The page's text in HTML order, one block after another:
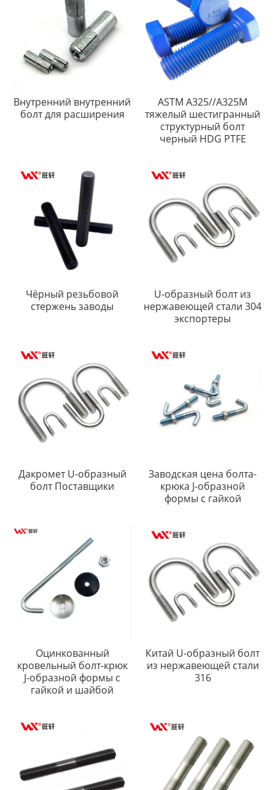
Внутренний внутренний
болт для расширения
ASTM A325//A325M
тяжелый шестигранный
структурный болт
черный HDG PTFE
Чёрный резьбовой
стержень заводы
U-образный болт из
нержавеющей стали 304
экспортеры
Дакромет U-образный
болт Поставщики
Заводская цена болта-
крюка J-образной
формы с гайкой
Оцинкованный
кровельный болт-крюк
J-образной формы с
гайкой и шайбой
Китай U-образный болт
из нержавеющей стали
316